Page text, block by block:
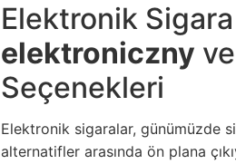
Elektronik
elektroniczny ve
Seçenekleri
Elektronik sigaralar, günümüzde
alternatifler arasında ön plana